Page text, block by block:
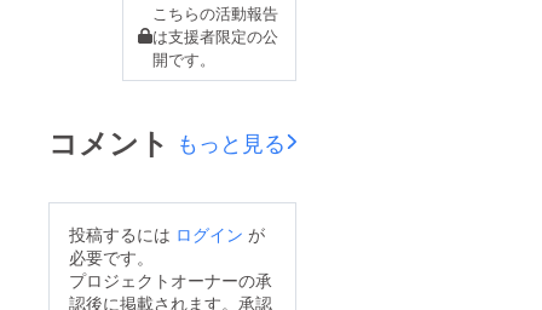
こちらの活動報告
は支援者限定の公
開です。
コメント もっと見る
投稿するには ログイン が
必要です。
プロジェクトオーナーの承
認後に掲載されます。承認